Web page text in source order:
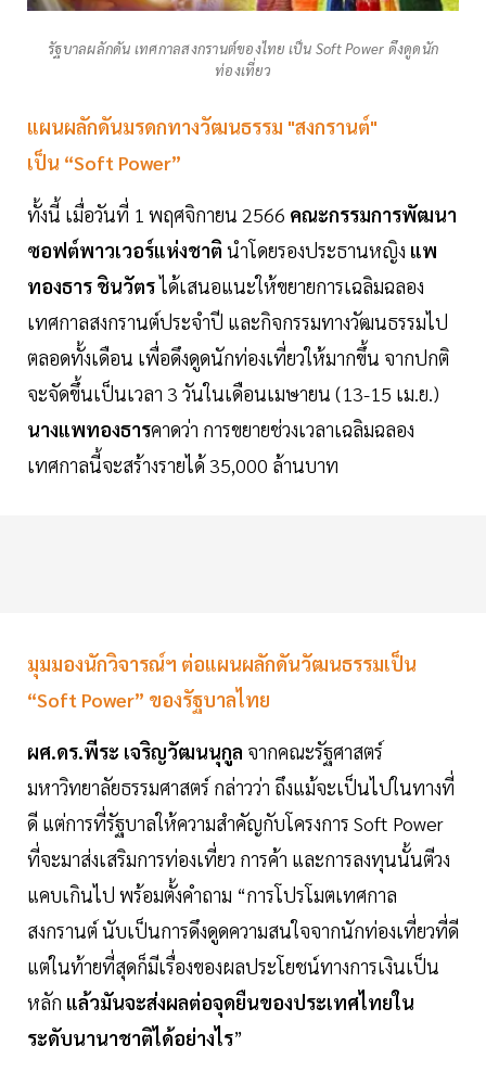
รัฐบาลผลักดัน เทศกาลสงกรานต์ของไทย เป็น Soft Power ดึงดูดนัก
ท่องเที่ยว
แผนผลักดันมรดกทางวัฒนธรรม "สงกรานต์"
เป็น “Soft Power”
ทั้งนี้ เมื่อวันที่ 1 พฤศจิกายน 2566 คณะกรรมการพัฒนา
ซอฟต์พาวเวอร์แห่งชาติ นำโดยรองประธานหญิง แพ
ทองธาร ชินวัตรได้เสนอแนะให้ขยายการเฉลิมฉลอง
เทศกาลสงกรานต์ประจำปี และกิจกรรมทางวัฒนธรรมไป
ตลอดทั้งเดือน เพื่อดึงดูดนักท่องเที่ยวให้มากขึ้น จากปกติ
จะจัดขึ้นเป็นเวลา 3 วันในเดือนเมษายน (13-15 เม.ย.)
นางแพทองธารคาดว่า การขยายช่วงเวลาเฉลิมฉลอง
เทศกาลนี้จะสร้างรายได้ 35,000 ล้านบาท
มุมมองนักวิจารณ์ฯ ต่อแผนผลักดันวัฒนธรรมเป็น
“Soft Power” ของรัฐบาลไทย
ผศ.ดร.พีระ เจริญวัฒนนุกูล จากคณะรัฐศาสตร์
มหาวิทยาลัยธรรมศาสตร์ กล่าวว่า ถึงแม้จะเป็นไปในทางที่
ดี แต่การที่รัฐบาลให้ความสำคัญกับโครงการ Soft Power
ที่จะมาส่งเสริมการท่องเที่ยว การค้า และการลงทุนนั้นตีวง
แคบเกินไป พร้อมตั้งคำถาม “การโปรโมตเทศกาล
สงกรานต์ นับเป็นการดึงดูดความสนใจจากนักท่องเที่ยวที่ดี
แต่ในท้ายที่สุดก็มีเรื่องของผลประโยชน์ทางการเงินเป็น
หลัก แล้วมันจะส่งผลต่อจุดยืนของประเทศไทยใน
ระดับนานาชาติได้อย่างไร”